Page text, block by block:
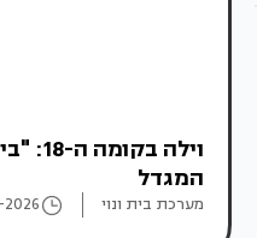
וילה
המגדל
מערכת בית ונוי